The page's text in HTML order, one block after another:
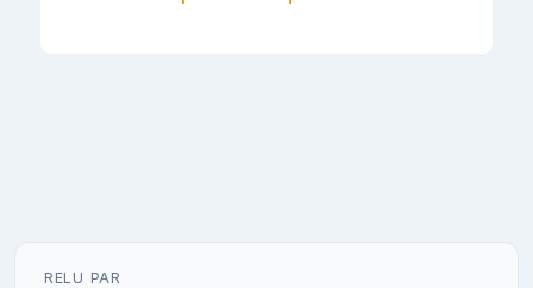
RELU PAR